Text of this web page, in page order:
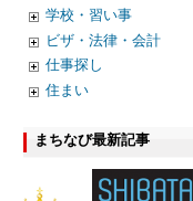
学校・習い事
ビザ・法律・会計
仕事探し
住まい
まちなび最新記事